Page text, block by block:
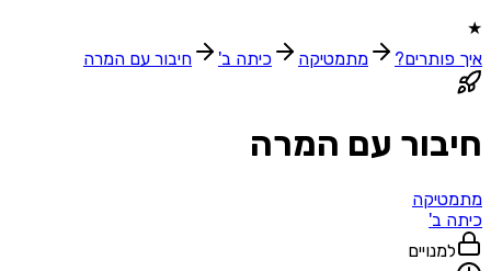
★
איך פותרים?
מתמטיקה כיתה ב' חיבור עם המרה
חיבור עם המרה
מתמטיקה
כיתה ב'
למנויים